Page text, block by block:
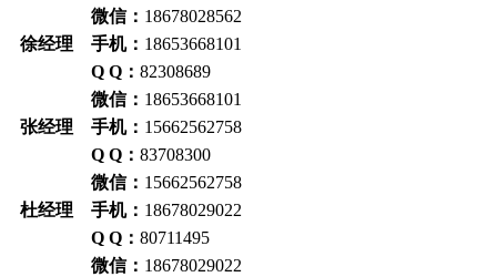
微信： 18678028562
徐经理 手机： 18653668101
Q Q： 82308689
微信： 18653668101
张经理 手机： 15662562758
Q Q： 83708300
微信： 15662562758
杜经理 手机： 18678029022
Q Q： 80711495
微信： 18678029022